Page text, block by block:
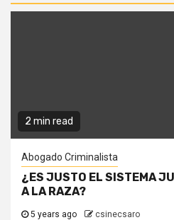
2 min read
Abogado Criminalista
¿ES JUSTO EL SISTEMA
A LA RAZA?
5 years ago csinecsaro